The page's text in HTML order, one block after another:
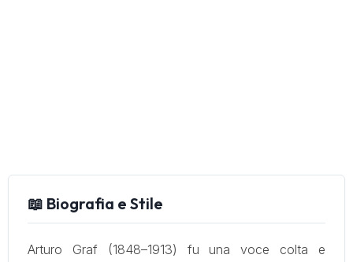
📖 Biografia e Stile
Arturo Graf (1848–1913) fu una voce colta e